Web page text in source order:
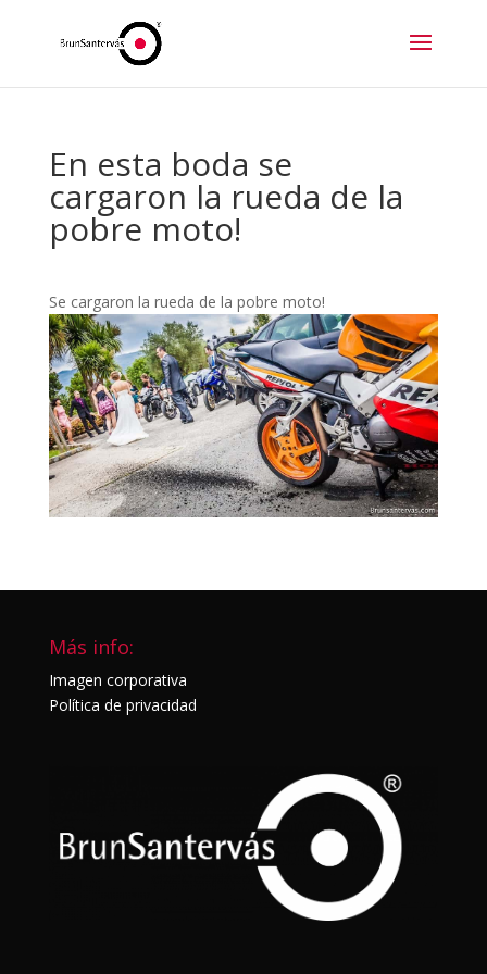
En esta boda se
cargaron la rueda de la
pobre moto!
Se cargaron la rueda de la pobre moto!
Más info:
Imagen corporativa
Política de privacidad